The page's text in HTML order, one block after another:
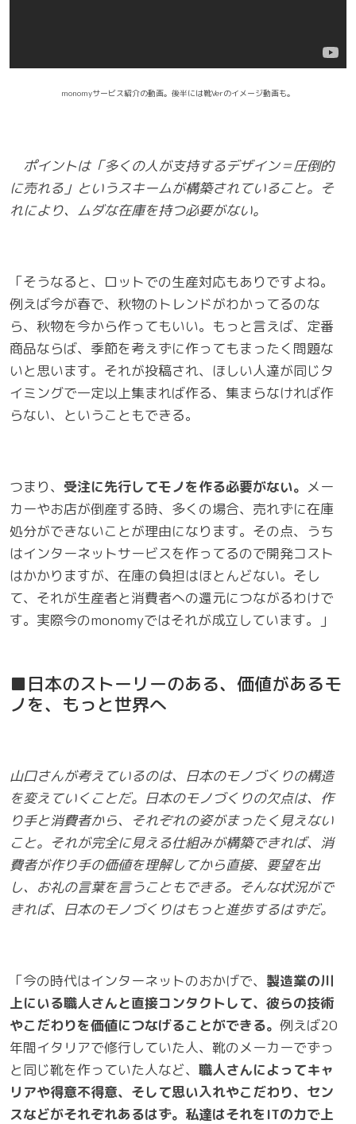
monomyサービス紹介の動画。後半には靴Verのイメージ動画も。
ポイントは「多くの人が支持するデザイン＝圧倒的
に売れる」というスキームが構築されていること。そ
れにより、ムダな在庫を持つ必要がない。
「そうなると、ロットでの生産対応もありですよね。
例えば今が春で、秋物のトレンドがわかってるのな
ら、秋物を今から作ってもいい。もっと言えば、定番
商品ならば、季節を考えずに作ってもまったく問題な
いと思います。それが投稿され、ほしい人達が同じタ
イミングで一定以上集まれば作る、集まらなければ作
らない、ということもできる。
つまり、 受注に先行してモノを作る必要がない。 メー
カーやお店が倒産する時、多くの場合、売れずに在庫
処分ができないことが理由になります。その点、うち
はインターネットサービスを作ってるので開発コスト
はかかりますが、在庫の負担はほとんどない。そし
て、それが生産者と消費者への還元につながるわけで
す。実際今のmonomyではそれが成立しています。」
■日本のストーリーのある、価値があるモ
ノを、もっと世界へ
山口さんが考えているのは、日本のモノづくりの構造
を変えていくことだ。日本のモノづくりの欠点は、作
り手と消費者から、それぞれの姿がまったく見えない
こと。それが完全に見える仕組みが構築できれば、消
費者が作り手の価値を理解してから直接、要望を出
し、お礼の言葉を言うこともできる。そんな状況がで
きれば、日本のモノづくりはもっと進歩するはずだ。
「今の時代はインターネットのおかげで、 製造業の川
上にいる職人さんと直接コンタクトして、彼らの技術
やこだわりを価値につなげることができる。 例えば20
年間イタリアで修行していた人、靴のメーカーでずっ
と同じ靴を作っていた人など、 職人さんによってキャ
リアや得意不得意、そして思い入れやこだわり、セン
スなどがそれぞれあるはず。私達はそれを ITの力で上